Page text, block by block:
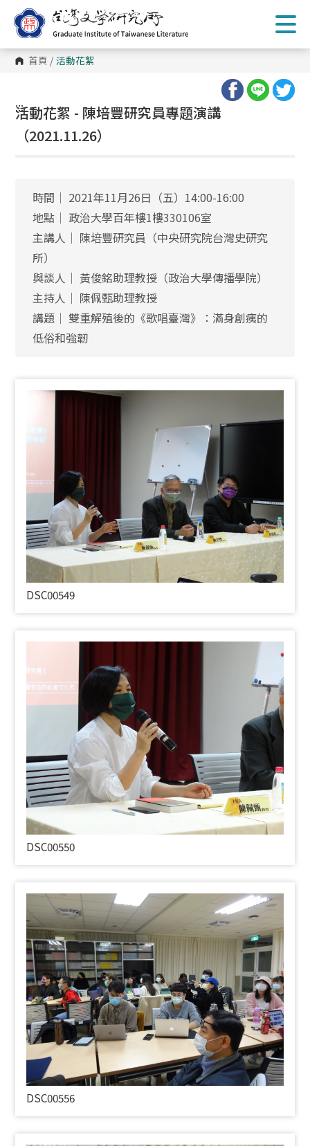
到
主
內
容 首頁 / 活動花絮
:::
活動花絮 - 陳培豐研究員專題演講
（2021.11.26）
時間│ 2021年11月26日（五）14:00-16:00
地點│ 政治大學百年樓1樓330106室
主講人│ 陳培豐研究員（中央研究院台灣史研究
所）
與談人│ 黃俊銘助理教授（政治大學傳播學院）
主持人│ 陳佩甄助理教授
講題│ 雙重解殖後的《歌唱臺灣》：滿身創痍的
低俗和強韌
DSC00549
DSC00550
DSC00556